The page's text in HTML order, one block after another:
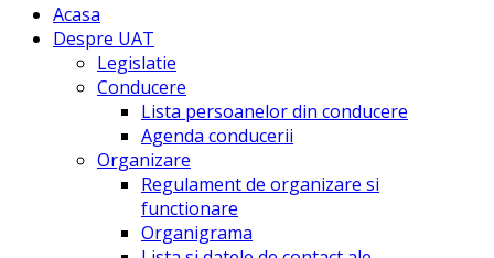
Acasa
Despre UAT
Legislatie
Conducere
Lista persoanelor din conducere
Agenda conducerii
Organizare
Regulament de organizare si
functionare
Organigrama